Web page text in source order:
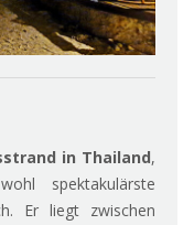
in Thailand,
spektakulärste
Er liegt zwischen